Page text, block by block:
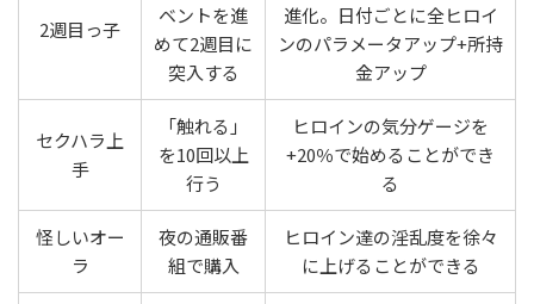
2週目っ子
ベントを進
めて2週目に
突入する
進化。日付ごとに全ヒロイ
ンのパラメータアップ+所持
金アップ
セクハラ上
手
「触れる」
を10回以上
行う
ヒロインの気分ゲージを
+20％で始めることができ
る
怪しいオー
ラ
夜の通販番
組で購入
ヒロイン達の淫乱度を徐々
に上げることができる